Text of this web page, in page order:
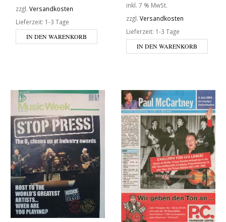
zzgl. Versandkosten
Lieferzeit: 1-3 Tage
IN DEN WARENKORB
inkl. 7 % MwSt.
zzgl. Versandkosten
Lieferzeit: 1-3 Tage
IN DEN WARENKORB